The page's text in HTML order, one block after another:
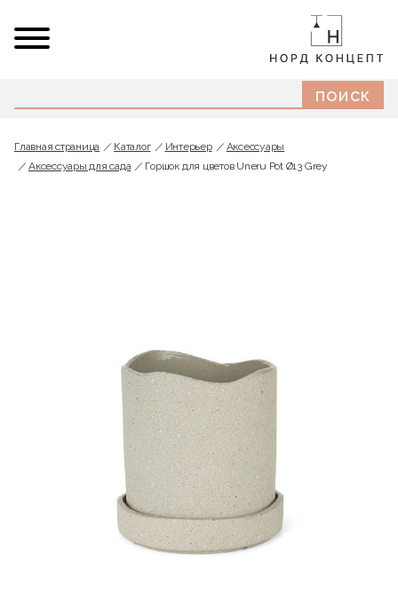
Главная страница Каталог Интерьер
Аксессуары
Аксессуары для сада
Горшок для цветов Uneru Pot Ø13 Grey